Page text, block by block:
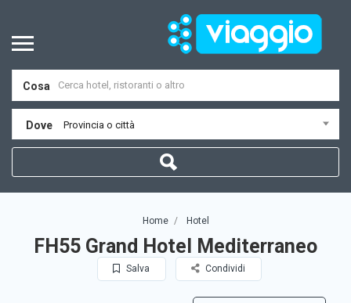
Cosa
Dove Provincia o città
Home Hotel
FH55 Grand Hotel Mediterraneo
Salva Condividi